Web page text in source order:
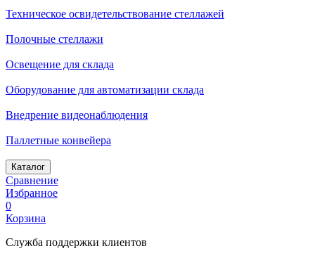
Техническое освидетельствование стеллажей
Полочные стеллажи
Освещение для склада
Оборудование для автоматизации склада
Внедрение видеонаблюдения
Паллетные конвейера
Каталог
Сравнение
Избранное
0
Корзина
Служба поддержки клиентов